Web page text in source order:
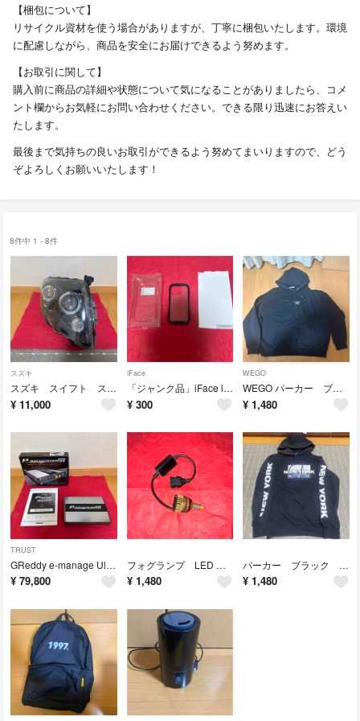
【梱包について】
リサイクル資材を使う場合がありますが、丁寧に梱包いたします。環境
に配慮しながら、商品を安全にお届けできるよう努めます。
【お取引に関して】
購入前に商品の詳細や状態について気になることがありましたら、コメ
ント欄からお気軽にお問い合わせください。できる限り迅速にお答えい
たします。
最後まで気持ちの良いお取引ができるよう努めてまいりますので、どう
ぞよろしくお願いいたします！
8件中 1 - 8件
スズキ
スズキ スイフト スポーツ ZC31S 純正 右側ヘッドライト★
¥ 11,000
iFace
「ジャンク品」iFace iPhone16proケース★
¥ 300
WEGO
WEGO パーカー ブラック Lサイズ★
¥ 1,480
TRUST
GReddy e-manage Ultimate トラスト トラコン★
¥ 79,800
フォグランプ LED ホワイト 1個★
¥ 1,480
パーカー ブラック Mサイズ★
¥ 1,480